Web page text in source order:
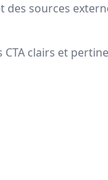
sources
clairs et